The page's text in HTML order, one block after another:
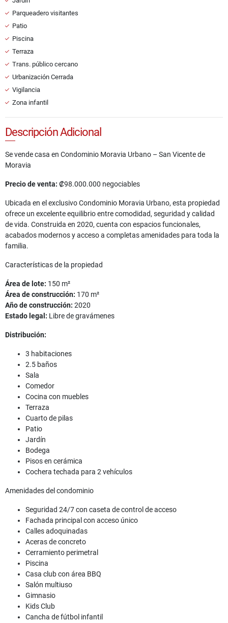
Parqueadero visitantes
Patio
Piscina
Terraza
Trans. público cercano
Urbanización Cerrada
Vigilancia
Zona infantil
Descripción Adicional
Se vende casa en Condominio Moravia Urbano – San Vicente de
Moravia
Precio de venta: ₡98.000.000 negociables
Ubicada en el exclusivo Condominio Moravia Urbano, esta propiedad
ofrece un excelente equilibrio entre comodidad, seguridad y calidad
de vida. Construida en 2020, cuenta con espacios funcionales,
acabados modernos y acceso a completas amenidades para toda la
familia.
Características de la propiedad
Área de lote: 150 m²
Área de construcción: 170 m²
Año de construcción: 2020
Estado legal: Libre de gravámenes
Distribución:
3 habitaciones
2.5 baños
Sala
Comedor
Cocina con muebles
Terraza
Cuarto de pilas
Patio
Jardín
Bodega
Pisos en cerámica
Cochera techada para 2 vehículos
Amenidades del condominio
Seguridad 24/7 con caseta de control de acceso
Fachada principal con acceso único
Calles adoquinadas
Aceras de concreto
Cerramiento perimetral
Piscina
Casa club con área BBQ
Salón multiuso
Gimnasio
Kids Club
Cancha de fútbol infantil